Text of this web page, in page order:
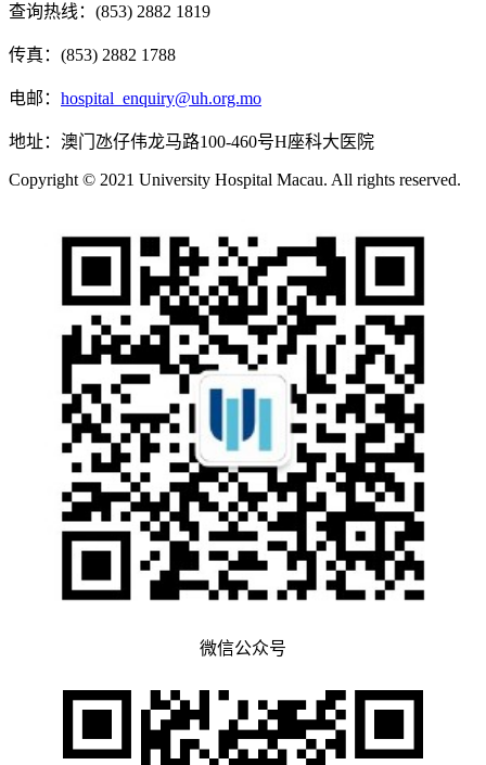
查询热线：(853) 2882 1819
传真：(853) 2882 1788
电邮： hospital_enquiry@uh.org.mo
地址：澳门氹仔伟龙马路100-460号H座科大医院
Copyright © 2021 University Hospital Macau. All rights reserved.
微信公众号